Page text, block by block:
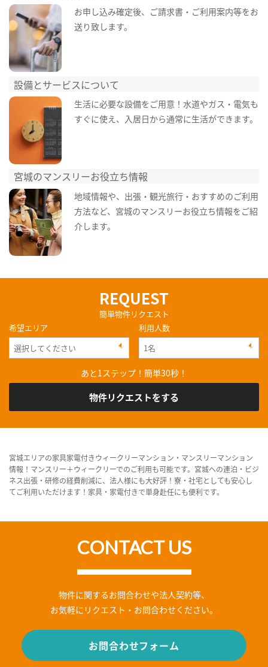
お申し込み確定後、ご請求書・ご利用案内等をお
送り致します。
設備とサービスについて
生活に必要な設備をご用意！水道やガス・電気も
すぐに使え、入居日から通常に生活ができます。
宮城のマンスリーお役立ち情報
地域情報や、出張・観光旅行・おすすめのご利用
方法など、宮城のマンスリーお役立ち情報をご紹
介します。
REQUEST
簡単物件リクエスト
希望エリア
利用人数
あと1ステップ！簡単30秒！
物件リクエストをする
宮城エリアの家具家電付きウィークリーマンション・マンスリーマンション
情報！マンスリー＋ウィークリーでのご利用も可能です。宮城への連泊・ビジ
ネス出張・研修の経費削減に、法人様にも大好評！寮・社宅としても安心し
てご利用いただけます！家具・家電付きで単身赴任にも便利です。
CONTACT US
物件に関するお問合わせや法人契約等、
お気軽にリクエスト・お問合わせください。
お問合わせフォーム